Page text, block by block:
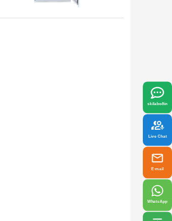
skilaboðin
Live Chat
E-mail
WhatsApp